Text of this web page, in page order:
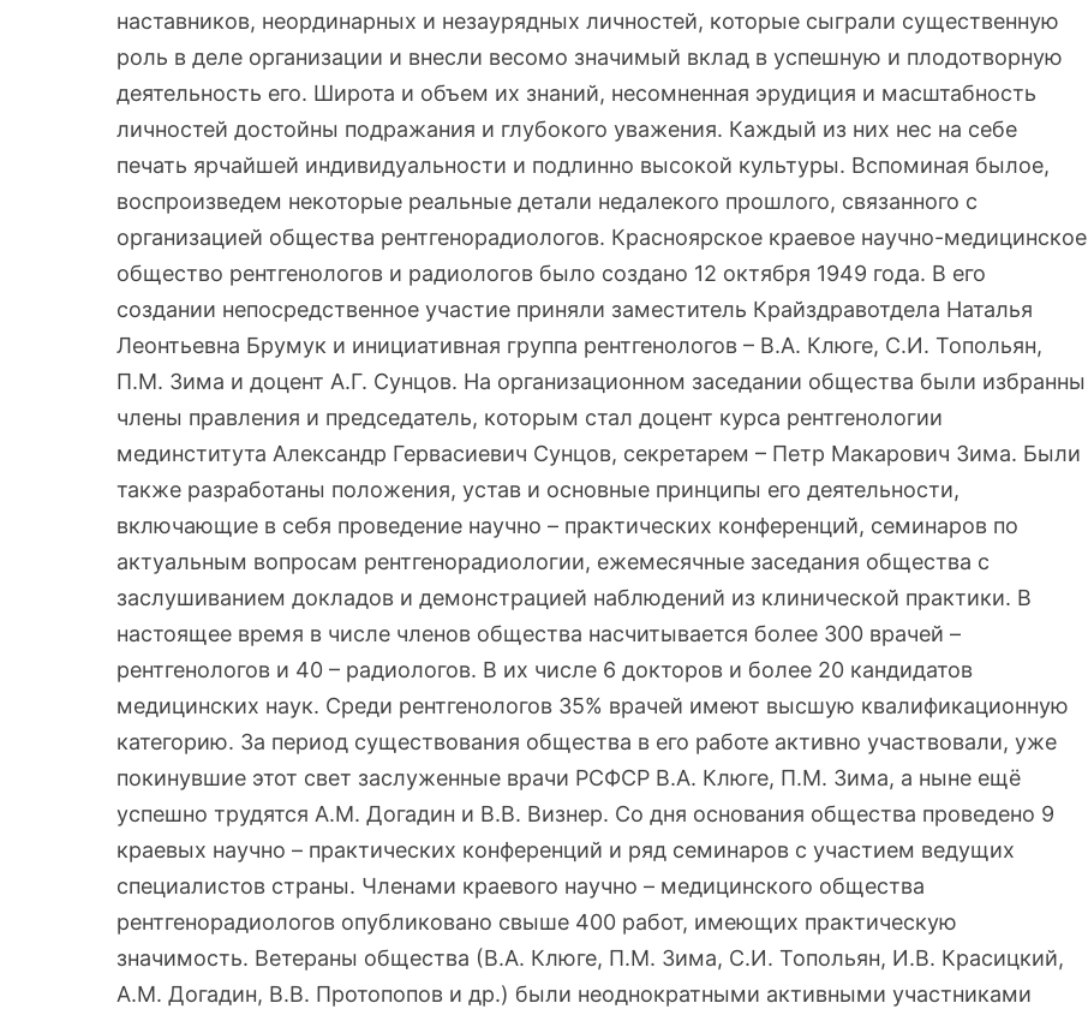
наставников, неординарных и незаурядных личностей, которые сыграли существенную
роль в деле организации и внесли весомо значимый вклад в успешную и плодотворную
деятельность его. Широта и объем их знаний, несомненная эрудиция и масштабность
личностей достойны подражания и глубокого уважения. Каждый из них нес на себе
печать ярчайшей индивидуальности и подлинно высокой культуры. Вспоминая былое,
воспроизведем некоторые реальные детали недалекого прошлого, связанного с
организацией общества рентгенорадиологов. Красноярское краевое научно-медицинское
общество рентгенологов и радиологов было создано 12 октября 1949 года. В его
создании непосредственное участие приняли заместитель Крайздравотдела Наталья
Леонтьевна Брумук и инициативная группа рентгенологов – В.А. Клюге, С.И. Топольян,
П.М. Зима и доцент А.Г. Сунцов. На организационном заседании общества были избранны
члены правления и председатель, которым стал доцент курса рентгенологии
мединститута Александр Гервасиевич Сунцов, секретарем – Петр Макарович Зима. Были
также разработаны положения, устав и основные принципы его деятельности,
включающие в себя проведение научно – практических конференций, семинаров по
актуальным вопросам рентгенорадиологии, ежемесячные заседания общества с
заслушиванием докладов и демонстрацией наблюдений из клинической практики. В
настоящее время в числе членов общества насчитывается более 300 врачей –
рентгенологов и 40 – радиологов. В их числе 6 докторов и более 20 кандидатов
медицинских наук. Среди рентгенологов 35% врачей имеют высшую квалификационную
категорию. За период существования общества в его работе активно участвовали, уже
покинувшие этот свет заслуженные врачи РСФСР В.А. Клюге, П.М. Зима, а ныне ещё
успешно трудятся А.М. Догадин и В.В. Визнер. Со дня основания общества проведено 9
краевых научно – практических конференций и ряд семинаров с участием ведущих
специалистов страны. Членами краевого научно – медицинского общества
рентгенорадиологов опубликовано свыше 400 работ, имеющих практическую
значимость. Ветераны общества (В.А. Клюге, П.М. Зима, С.И. Топольян, И.В. Красицкий,
А.М. Догадин, В.В. Протопопов и др.) были неоднократными активными участниками